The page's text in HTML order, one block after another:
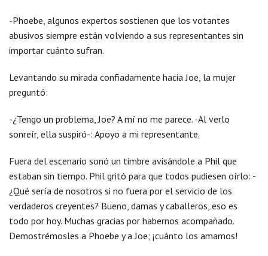
-Phoebe, algunos expertos sostienen que los votantes
abusivos siempre están volviendo a sus representantes sin
importar cuánto sufran.
Levantando su mirada confiadamente hacia Joe, la mujer
preguntó:
-¿Tengo un problema, Joe? A mí no me parece. -Al verlo
sonreír, ella suspiró-: Apoyo a mi representante.
Fuera del escenario sonó un timbre avisándole a Phil que
estaban sin tiempo. Phil gritó para que todos pudiesen oírlo: -
¿Qué sería de nosotros si no fuera por el servicio de los
verdaderos creyentes? Bueno, damas y caballeros, eso es
todo por hoy. Muchas gracias por habernos acompañado.
Demostrémosles a Phoebe y a Joe; ¡cuánto los amamos!